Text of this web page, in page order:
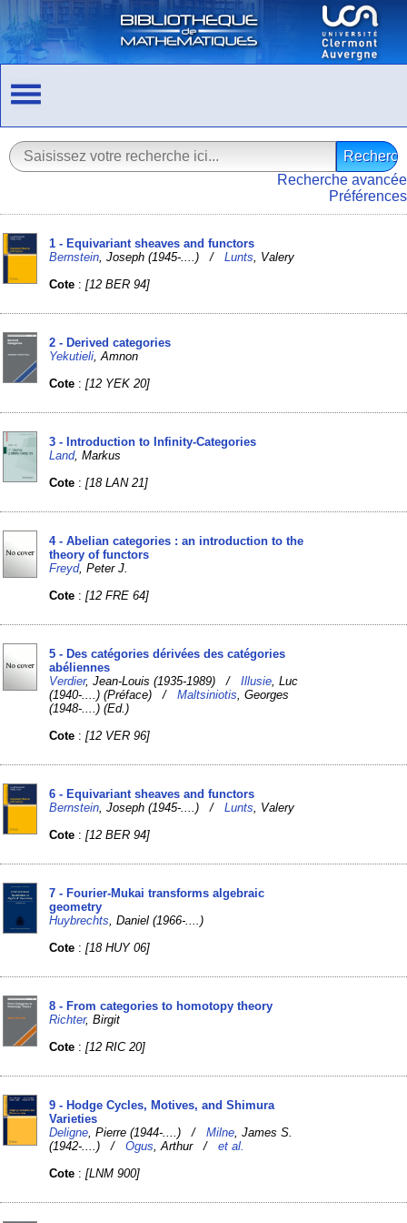
Recherche avancée
Préférences
1 - Equivariant sheaves and functors
Bernstein , Joseph (1945-....) /Lunts , Valery
Cote :[12 BER 94]
2 - Derived categories
Yekutieli , Amnon
Cote :[12 YEK 20]
3 - Introduction to Infinity-Categories
Land, Markus
Cote :[18 LAN 21]
4 - Abelian categories : an introduction to the
theory of functors
Freyd, Peter J.
Cote :[12 FRE 64]
5 - Des catégories dérivées des catégories
abéliennes
Verdier, Jean-Louis (1935-1989) /Illusie , Luc
(1940-....) (Préface) /Maltsiniotis , Georges
(1948-....) (Ed.)
Cote :[12 VER 96]
6 - Equivariant sheaves and functors
Bernstein , Joseph (1945-....) /Lunts , Valery
Cote :[12 BER 94]
7 - Fourier-Mukai transforms algebraic
geometry
Huybrechts , Daniel (1966-....)
Cote :[18 HUY 06]
8 - From categories to homotopy theory
Richter, Birgit
Cote :[12 RIC 20]
9 - Hodge Cycles, Motives, and Shimura
Varieties
Deligne , Pierre (1944-....) /Milne , James S.
(1942-....) /Ogus , Arthur /et al.
Cote :[LNM 900]